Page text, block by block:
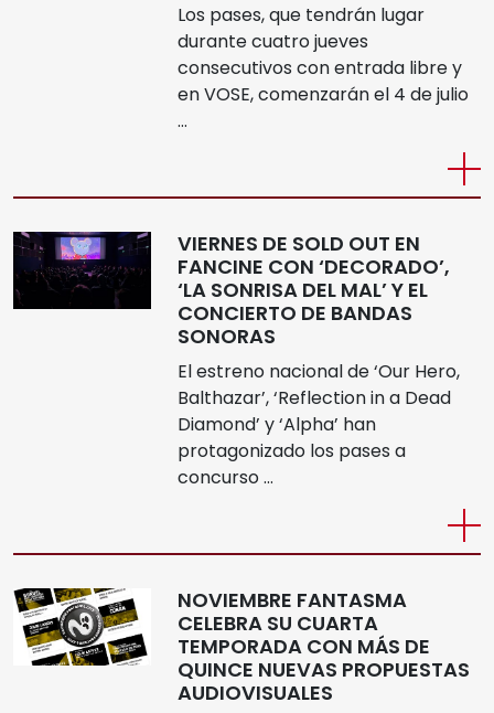
Los pases, que tendrán lugar
durante cuatro jueves
consecutivos con entrada libre y
en VOSE, comenzarán el 4 de julio
…
VIERNES DE SOLD OUT EN
FANCINE CON ‘DECORADO’,
‘LA SONRISA DEL MAL’ Y EL
CONCIERTO DE BANDAS
SONORAS
El estreno nacional de ‘Our Hero,
Balthazar’, ‘Reflection in a Dead
Diamond’ y ‘Alpha’ han
protagonizado los pases a
concurso …
NOVIEMBRE FANTASMA
CELEBRA SU CUARTA
TEMPORADA CON MÁS DE
QUINCE NUEVAS PROPUESTAS
AUDIOVISUALES